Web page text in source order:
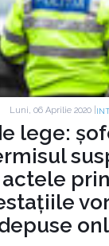
Luni, 06 Aprilie 2020 |
lege: